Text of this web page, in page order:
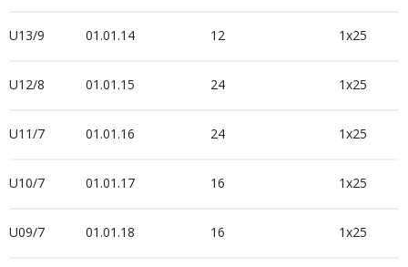
U13/9 01.01.14 12 1x25
U12/8 01.01.15 24 1x25
U11/7 01.01.16 24 1x25
U10/7 01.01.17 16 1x25
U09/7 01.01.18 16 1x25